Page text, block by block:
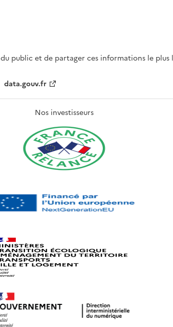
public et de partager ces informations le plus
data.gouv.fr
Nos investisseurs